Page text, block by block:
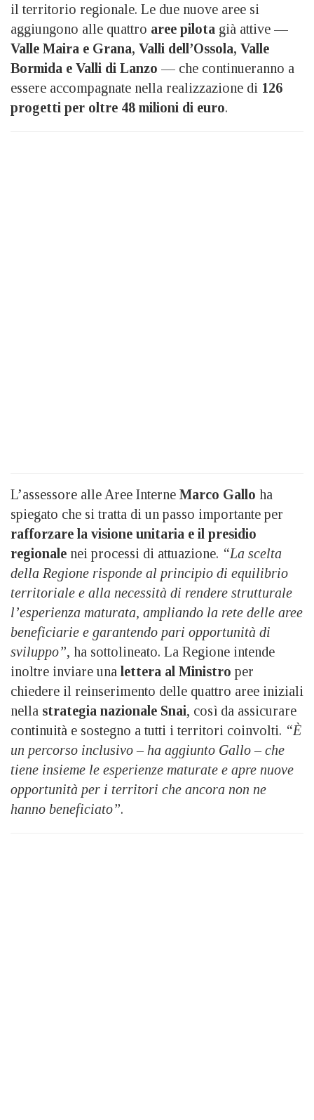
il territorio regionale. Le due nuove aree si
aggiungono alle quattro aree pilota già attive —
Valle Maira e Grana, Valli dell’Ossola, Valle
Bormida e Valli di Lanzo — che continueranno a
essere accompagnate nella realizzazione di 126
progetti per oltre 48 milioni di euro.
L’assessore alle Aree Interne Marco Gallo ha
spiegato che si tratta di un passo importante per
rafforzare la visione unitaria e il presidio
regionale nei processi di attuazione. “La scelta
della Regione risponde al principio di equilibrio
territoriale e alla necessità di rendere strutturale
l’esperienza maturata, ampliando la rete delle aree
beneficiarie e garantendo pari opportunità di
sviluppo”, ha sottolineato. La Regione intende
inoltre inviare una lettera al Ministro per
chiedere il reinserimento delle quattro aree iniziali
nella strategia nazionale Snai, così da assicurare
continuità e sostegno a tutti i territori coinvolti. “È
un percorso inclusivo – ha aggiunto Gallo – che
tiene insieme le esperienze maturate e apre nuove
opportunità per i territori che ancora non ne
hanno beneficiato”.